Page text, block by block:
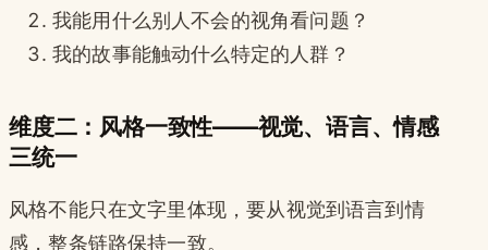
我能用什么别人不会的视角看问题？
我的故事能触动什么特定的人群？
维度二：风格一致性——视觉、语言、情感
三统一
风格不能只在文字里体现，要从视觉到语言到情
感，整条链路保持一致。